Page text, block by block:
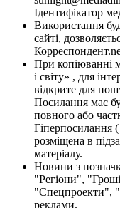
Ідентифікатор
Використання
сайті,
При копіюванні
і світу» , для
відкрите для
Посилання має
повного або
Гіперпосилання
розміщена в
матеріалу.
Новини з
"Регіони",
"Спецпроекти",
реклами.